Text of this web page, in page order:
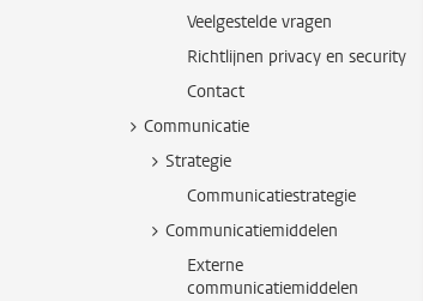
Veelgestelde vragen
Richtlijnen privacy en security
Contact
Communicatie
Strategie
Communicatiestrategie
Communicatiemiddelen
Externe
communicatiemiddelen